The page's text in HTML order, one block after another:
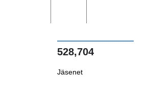
528,704
Jäsenet